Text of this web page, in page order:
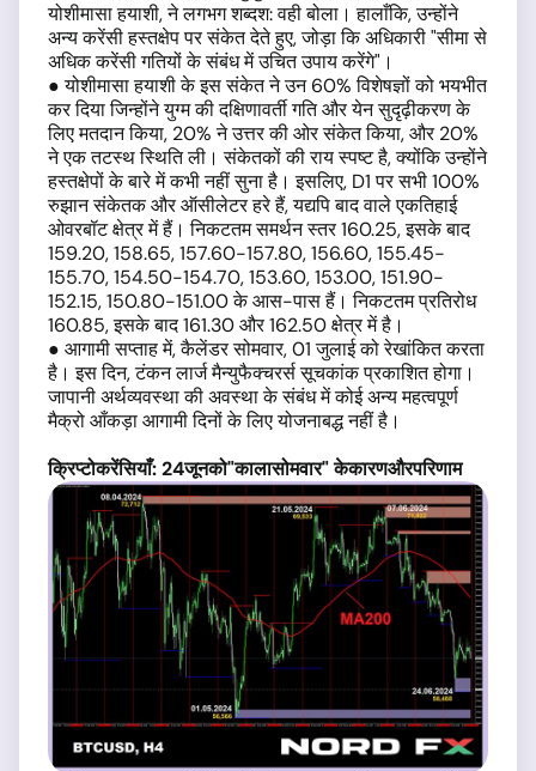
योशीमासा हयाशी, ने लगभग शब्दश: वही बोला। हालाँकि, उन्होंने
अन्य करेंसी हस्तक्षेप पर संकेत देते हुए, जोड़ा कि अधिकारी "सीमा से
अधिक करेंसी गतियों के संबंध में उचित उपाय करेंगे"।
● योशीमासा हयाशी के इस संकेत ने उन 60% विशेषज्ञों को भयभीत
कर दिया जिन्होंने युग्म की दक्षिणावर्ती गति और येन सुदृढ़ीकरण के
लिए मतदान किया, 20% ने उत्तर की ओर संकेत किया, और 20%
ने एक तटस्थ स्थिति ली। संकेतकों की राय स्पष्ट है, क्योंकि उन्होंने
हस्तक्षेपों के बारे में कभी नहीं सुना है। इसलिए, D1 पर सभी 100%
रुझान संकेतक और ऑसीलेटर हरे हैं, यद्यपि बाद वाले एकतिहाई
ओवरबॉट क्षेत्र में हैं। निकटतम समर्थन स्तर 160.25, इसके बाद
159.20, 158.65, 157.60-157.80, 156.60, 155.45-
155.70, 154.50-154.70, 153.60, 153.00, 151.90-
152.15, 150.80-151.00 के आस-पास हैं। निकटतम प्रतिरोध
160.85, इसके बाद 161.30 और 162.50 क्षेत्र में है।
● आगामी सप्ताह में, कैलेंडर सोमवार, 01 जुलाई को रेखांकित करता
है। इस दिन, टंकन लार्ज मैन्युफैक्चरर्स सूचकांक प्रकाशित होगा।
जापानी अर्थव्यवस्था की अवस्था के संबंध में कोई अन्य महत्वपूर्ण
मैक्रो आँकड़ा आगामी दिनों के लिए योजनाबद्ध नहीं है।
क्रिप्टोकरेंसियाँ: 24जूनको"कालासोमवार"केकारणऔरपरिणाम